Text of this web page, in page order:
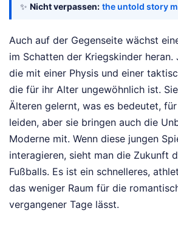
✨ Nicht verpassen: the untold story
Auch auf der Gegenseite wächst
im Schatten der Kriegskinder heran.
die mit einer Physis und einer
die für ihr Alter ungewöhnlich ist.
Älteren gelernt, was es bedeutet,
leiden, aber sie bringen auch die
Moderne mit. Wenn diese jungen
interagieren, sieht man die Zukunft
Fußballs. Es ist ein schnelleres,
das weniger Raum für die
vergangener Tage lässt.